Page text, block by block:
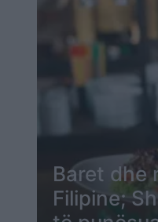
Baret dhe
Filipine;